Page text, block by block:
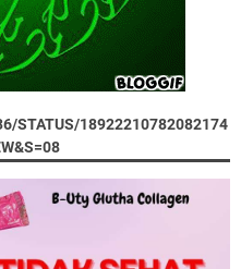
STATUS/18922210782082174